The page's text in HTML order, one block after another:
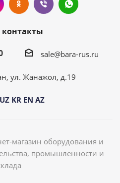
sale@bara-rus.ru
ул. Жанажол, д.19
UZ KR EN AZ
магазин оборудования и
промышленности и